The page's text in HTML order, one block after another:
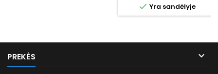
 Yra sandėlyje
PREKĖS 